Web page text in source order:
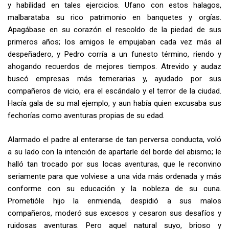
y habilidad en tales ejercicios. Ufano con estos halagos,
malbarataba su rico patrimonio en banquetes y orgías.
Apagábase en su corazón el rescoldo de la piedad de sus
primeros años; los amigos le empujaban cada vez más al
despeñadero, y Pedro corría a un funesto término, riendo y
ahogando recuerdos de mejores tiempos. Atrevido y audaz
buscó empresas más temerarias y, ayudado por sus
compañeros de vicio, era el escándalo y el terror de la ciudad.
Hacía gala de su mal ejemplo, y aun había quien excusaba sus
fechorías como aventuras propias de su edad.
Alarmado el padre al enterarse de tan perversa conducta, voló
a su lado con la intención de apartarle del borde del abismo; le
halló tan trocado por sus locas aventuras, que le reconvino
seriamente para que volviese a una vida más ordenada y más
conforme con su educación y la nobleza de su cuna.
Prometióle hijo la enmienda, despidió a sus malos
compañeros, moderó sus excesos y cesaron sus desafíos y
ruidosas aventuras. Pero aquel natural suyo, brioso y